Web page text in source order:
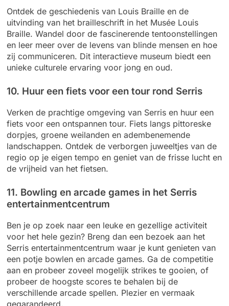
Ontdek de geschiedenis van Louis Braille en de
uitvinding van het brailleschrift in het Musée Louis
Braille. Wandel door de fascinerende tentoonstellingen
en leer meer over de levens van blinde mensen en hoe
zij communiceren. Dit interactieve museum biedt een
unieke culturele ervaring voor jong en oud.
10. Huur een fiets voor een tour rond Serris
Verken de prachtige omgeving van Serris en huur een
fiets voor een ontspannen tour. Fiets langs pittoreske
dorpjes, groene weilanden en adembenemende
landschappen. Ontdek de verborgen juweeltjes van de
regio op je eigen tempo en geniet van de frisse lucht en
de vrijheid van het fietsen.
11. Bowling en arcade games in het Serris
entertainmentcentrum
Ben je op zoek naar een leuke en gezellige activiteit
voor het hele gezin? Breng dan een bezoek aan het
Serris entertainmentcentrum waar je kunt genieten van
een potje bowlen en arcade games. Ga de competitie
aan en probeer zoveel mogelijk strikes te gooien, of
probeer de hoogste scores te behalen bij de
verschillende arcade spellen. Plezier en vermaak
gegarandeerd.